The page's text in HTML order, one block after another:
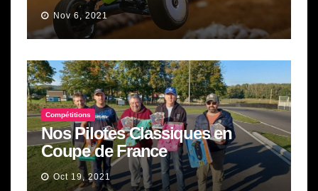
Nov 6, 2021
Compétitions
Nos Pilotes Classiques en
Coupe de France
Oct 19, 2021